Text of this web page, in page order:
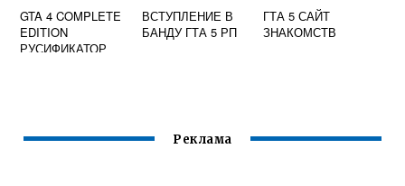
GTA 4 COMPLETE
EDITION
РУСИФИКАТОР
ВСТУПЛЕНИЕ В
БАНДУ ГТА 5 РП
ГТА 5 САЙТ
ЗНАКОМСТВ
Реклама